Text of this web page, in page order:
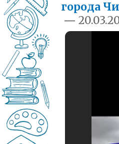
города
—